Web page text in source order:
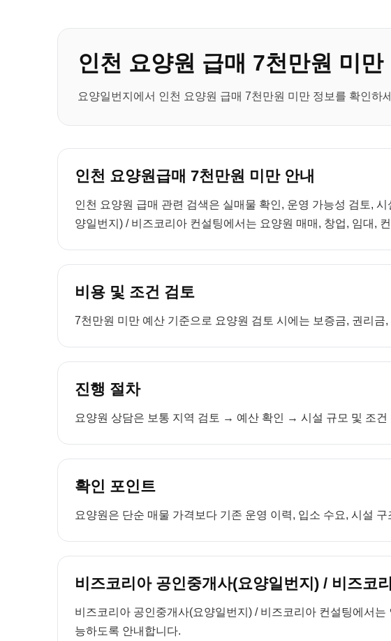
인천 요양원 급매 7천만원 미만
요양일번지에서 인천 요양원 급매 7천만원 미만 정보를 확인하
인천 요양원급매 7천만원 미만 안내
인천 요양원 급매 관련 검색은 실매물 확인, 운영 가능성 검토,
양일번지) / 비즈코리아 컨설팅에서는 요양원 매매, 창업, 임대,
비용 및 조건 검토
7천만원 미만 예산 기준으로 요양원 검토 시에는 보증금, 권리
진행 절차
요양원 상담은 보통 지역 검토 → 예산 확인 → 시설 규모 및 조
확인 포인트
요양원은 단순 매물 가격보다 기존 운영 이력, 입소 수요, 시설
비즈코리아 공인중개사(요양일번지) / 비즈코
비즈코리아 공인중개사(요양일번지) / 비즈코리아 컨설팅에서
능하도록 안내합니다.